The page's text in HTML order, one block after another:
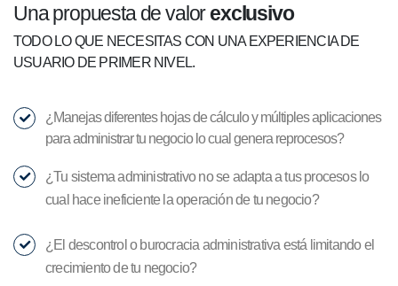
Una propuesta de valorexclusivo
TODO LO QUE NECESITAS CON UNA EXPERIENCIA DE
USUARIO DE PRIMER NIVEL.
¿Manejas diferentes hojas de cálculo y múltiples aplicaciones
para administrar tu negocio lo cual genera reprocesos?
¿Tu sistema administrativo no se adapta a tus procesos lo
cual hace ineficiente la operación de tu negocio?
¿El descontrol o burocracia administrativa está limitando el
crecimiento de tu negocio?